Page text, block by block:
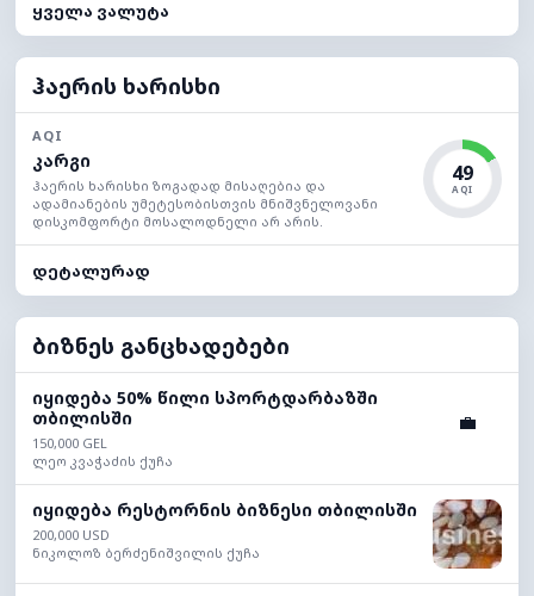
ყველა ვალუტა
ჰაერის ხარისხი
AQI
კარგი
ჰაერის ხარისხი ზოგადად მისაღებია და
ადამიანების უმეტესობისთვის მნიშვნელოვანი
დისკომფორტი მოსალოდნელი არ არის.
49
AQI
დეტალურად
ბიზნეს განცხადებები
იყიდება 50% წილი სპორტდარბაზში
თბილისში
150,000 GEL
ლეო კვაჭაძის ქუჩა
💼
იყიდება რესტორნის ბიზნესი თბილისში
200,000 USD
ნიკოლოზ ბერძენიშვილის ქუჩა